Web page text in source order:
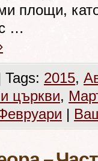
площи,
…
Tags: 2015,
църкви,
|